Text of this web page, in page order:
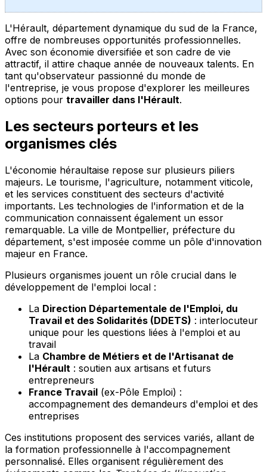
L'Hérault, département dynamique du sud de la France,
offre de nombreuses opportunités professionnelles.
Avec son économie diversifiée et son cadre de vie
attractif, il attire chaque année de nouveaux talents. En
tant qu'observateur passionné du monde de
l'entreprise, je vous propose d'explorer les meilleures
options pour travailler dans l'Hérault.
Les secteurs porteurs et les
organismes clés
L'économie héraultaise repose sur plusieurs piliers
majeurs. Le tourisme, l'agriculture, notamment viticole,
et les services constituent des secteurs d'activité
importants. Les technologies de l'information et de la
communication connaissent également un essor
remarquable. La ville de Montpellier, préfecture du
département, s'est imposée comme un pôle d'innovation
majeur en France.
Plusieurs organismes jouent un rôle crucial dans le
développement de l'emploi local :
La Direction Départementale de l'Emploi, du
Travail et des Solidarités (DDETS) : interlocuteur
unique pour les questions liées à l'emploi et au
travail
La Chambre de Métiers et de l'Artisanat de
l'Hérault : soutien aux artisans et futurs
entrepreneurs
France Travail (ex-Pôle Emploi) :
accompagnement des demandeurs d'emploi et des
entreprises
Ces institutions proposent des services variés, allant de
la formation professionnelle à l'accompagnement
personnalisé. Elles organisent régulièrement des